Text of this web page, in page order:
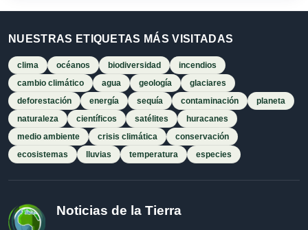
NUESTRAS ETIQUETAS MÁS VISITADAS
clima océanos biodiversidad
incendios
cambio climático
agua geología
glaciares
deforestación
energía sequía contaminación
planeta
naturaleza
científicos satélites
huracanes
medio ambiente
crisis climática
conservación
ecosistemas
lluvias temperatura especies
Noticias de la Tierra